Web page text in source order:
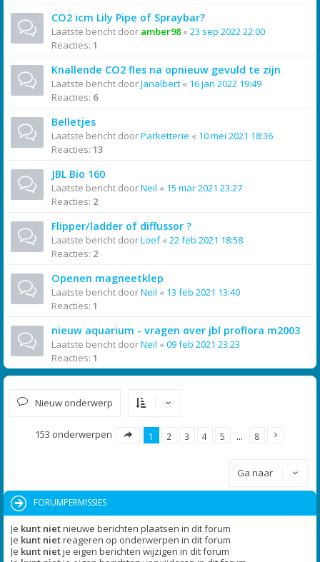
CO2 icm Lily Pipe of Spraybar?
Laatste bericht door amber98« 23 sep 2022 22:00
Reacties: 1
Knallende CO2 fles na opnieuw gevuld te zijn
Laatste bericht doorJanalbert « 16 jan 2022 19:49
Reacties: 6
Belletjes
Laatste bericht doorParketterie « 10 mei 2021 18:36
Reacties: 13
JBL Bio 160
Laatste bericht doorNeil « 15 mar 2021 23:27
Reacties: 2
Flipper/ladder of diffussor ?
Laatste bericht doorLoef« 22 feb 2021 18:58
Reacties: 2
Openen magneetklep
Laatste bericht doorNeil « 13 feb 2021 13:40
Reacties: 1
nieuw aquarium - vragen over jbl proflora m2003
Laatste bericht doorNeil « 09 feb 2021 23:23
Reacties: 1
Nieuw onderwerp
153 onderwerpen 1 2 3 4 5 … 8
Ga naar
FORUMPERMISSIES
Je kunt nietnieuwe berichten plaatsen in dit forum
Je kunt nietreageren op onderwerpen in dit forum
Je kunt nietje eigen berichten wijzigen in dit forum